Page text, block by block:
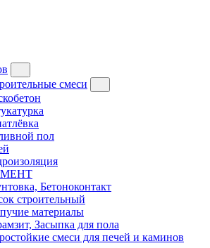
смеси
пол
Бетоноконтакт
строительный
материалы
Засыпка для пола
смеси для печей и каминов